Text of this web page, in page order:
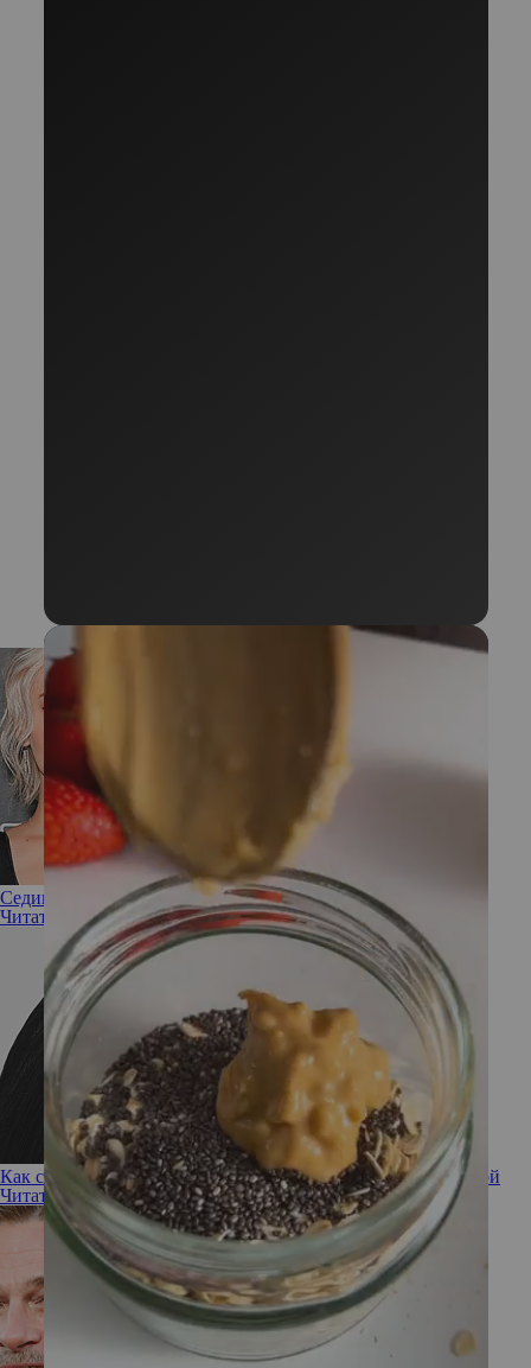
Седина в голову: 9 звезд с серебристым цветом волос
Читать полностью
Как стресс на самом деле связан с преждевременной сединой
Читать полностью